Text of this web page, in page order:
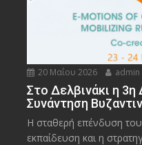
20 Μαΐου 2026 admin
Στο Δελβινάκι η 3η
Συνάντηση
Η σταθερή επένδυση
εκπαίδευση και η